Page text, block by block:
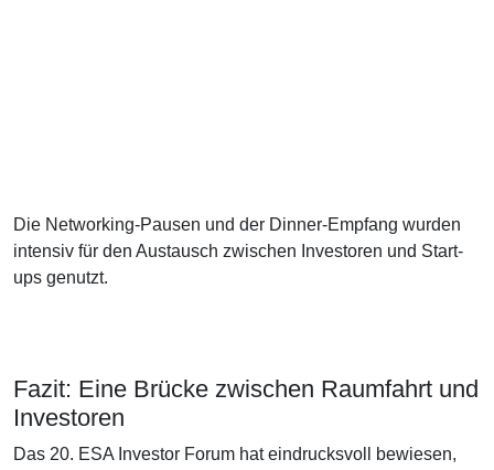
Die Networking-Pausen und der Dinner-Empfang wurden
intensiv für den Austausch zwischen Investoren und Start-
ups genutzt.
Fazit: Eine Brücke zwischen Raumfahrt und
Investoren
Das 20. ESA Investor Forum hat eindrucksvoll bewiesen,